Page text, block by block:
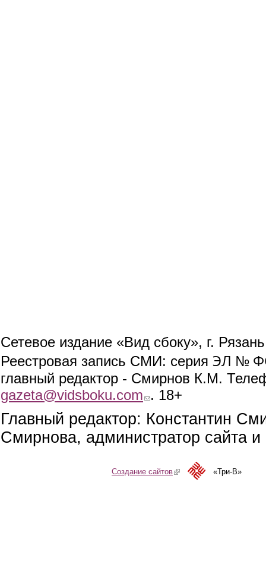
Сетевое издание «Вид сбоку», г.
Реестровая запись СМИ: серия ЭЛ №
главный редактор - Смирнов К.М.
gazeta@vidsboku.com (link sends e-mail)
. 18+
Главный редактор: Константин
Смирнова, администратор сайта
Создание сайтов(link is external)«Три-В»